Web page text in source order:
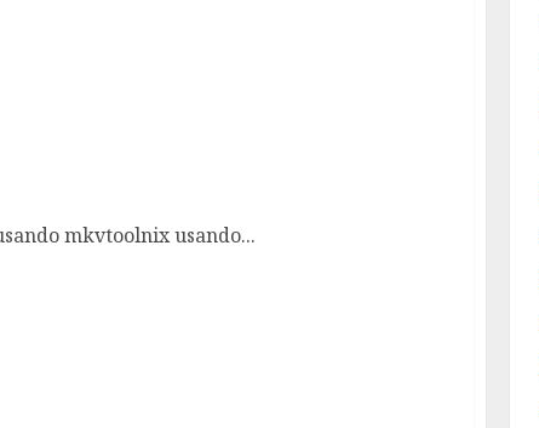
mkvtoolnix usando...